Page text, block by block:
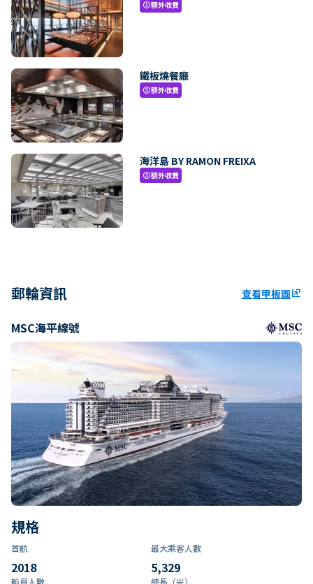
paid額外收費
鐵板燒餐廳
paid額外收費
海洋島 BY RAMON FREIXA
paid額外收費
郵輪資訊 查看甲板圖ungroup
MSC海平線號
規格
首航
2018
最大乘客人數
5,329
船員人數 總長（米）